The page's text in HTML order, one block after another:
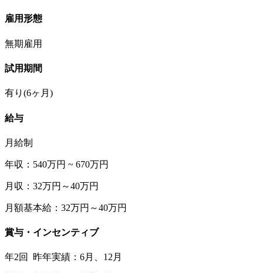
雇用形態
無期雇用
試用期間
有り(6ヶ月)
給与
月給制
年収：540万円 ~ 670万円
月収：32万円～40万円
月額基本給：32万円～40万円
賞与・インセンティブ
年2回 昨年実績：6月、12月